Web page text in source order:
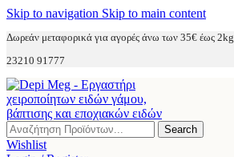
Skip to navigation Skip to main content
Δωρεάν μεταφορικά για αγορές άνω των 35€ έως 2kg
23210 91777
Search
Wishlist